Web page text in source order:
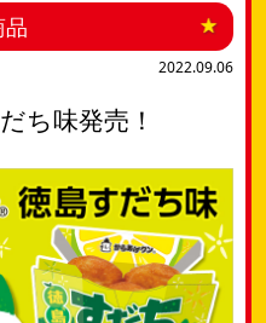
品
2022.09.06
ち味発売！